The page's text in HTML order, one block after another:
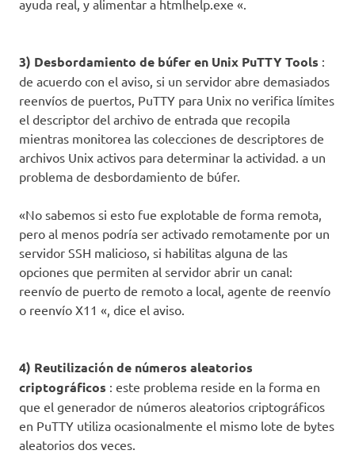
ayuda real, y alimentar a htmlhelp.exe «.
3) Desbordamiento de búfer en Unix PuTTY Tools :
de acuerdo con el aviso, si un servidor abre demasiados
reenvíos de puertos, PuTTY para Unix no verifica límites
el descriptor del archivo de entrada que recopila
mientras monitorea las colecciones de descriptores de
archivos Unix activos para determinar la actividad. a un
problema de desbordamiento de búfer.
«No sabemos si esto fue explotable de forma remota,
pero al menos podría ser activado remotamente por un
servidor SSH malicioso, si habilitas alguna de las
opciones que permiten al servidor abrir un canal:
reenvío de puerto de remoto a local, agente de reenvío
o reenvío X11 «, dice el aviso.
4) Reutilización de números aleatorios
criptográficos : este problema reside en la forma en
que el generador de números aleatorios criptográficos
en PuTTY utiliza ocasionalmente el mismo lote de bytes
aleatorios dos veces.